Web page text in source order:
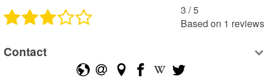
3 /5
Based on 1 reviews
Contact